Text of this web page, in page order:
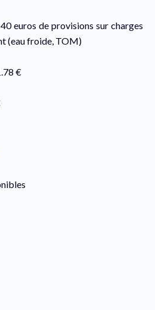
euros de provisions sur charges
(eau froide, TOM)
€